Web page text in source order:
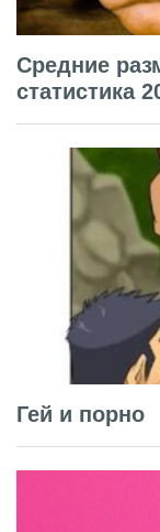
Средние
статистика
Гей и порно